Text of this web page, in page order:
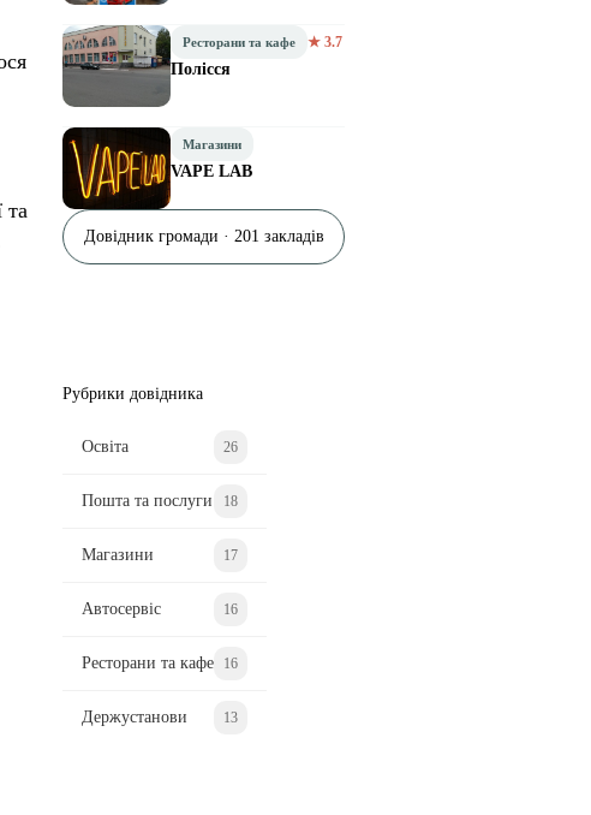
та
Ресторани та кафе ★ 3.7
Полісся
Магазини
VAPE LAB
Довідник громади · 201 закладів
Рубрики довідника
Освіта 26
Пошта та послуги 18
Магазини 17
Автосервіс 16
Ресторани та кафе 16
Держустанови 13